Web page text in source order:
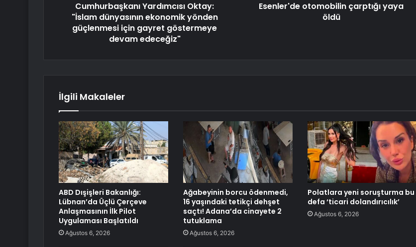
Cumhurbaşkanı Yardımcısı Oktay:
"İslam dünyasının ekonomik yönden
güçlenmesi için gayret göstermeye
devam edeceğiz"
Esenler'de otomobilin çarptığı yaya
öldü
İlgili Makaleler
ABD Dışişleri Bakanlığı:
Lübnan’da Üçlü Çerçeve
Anlaşmasının İlk Pilot
Uygulaması Başlatıldı
Ağustos 6, 2026
Ağabeyinin borcu ödenmedi,
16 yaşındaki tetikçi dehşet
saçtı! Adana’da cinayete 2
tutuklama
Ağustos 6, 2026
Polatlara yeni soruşturma bu
defa ‘ticari dolandırıcılık’
Ağustos 6, 2026